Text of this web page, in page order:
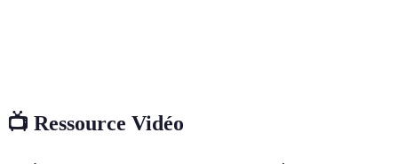
📺 Ressource Vidéo